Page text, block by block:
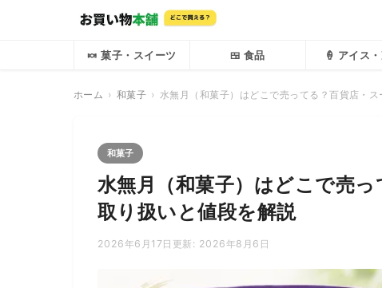
🍬 菓子・スイーツ 🍱 食品 🍦 アイス
ホーム 和菓子 水無月（和菓子）はどこで売ってる？百貨店・
和菓子
水無月（和菓子）はどこで売
取り扱いと値段を解説
2026年6月17日 更新: 2026年8月6日